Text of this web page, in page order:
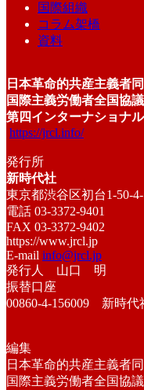
国際組織
コラム架橋
資料
日本革命的共産主義者
国際主義労働者全国協
第四インターナショナ
https://jrcl.info/
発行所
新時代社
東京都渋谷区初台1-50-
電話 03-3372-9401
FAX 03-3372-9402
https://www.jrcl.jp
E-mail info@jrcl.jp
発行人 山口 明
振替口座
00860-4-156009 新時代
編集
日本革命的共産主義者
国際主義労働者全国協